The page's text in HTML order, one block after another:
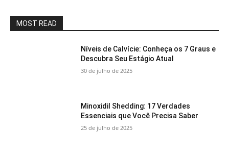
MOST READ
Níveis de Calvície: Conheça os 7 Graus e
Descubra Seu Estágio Atual
30 de julho de 2025
Minoxidil Shedding: 17 Verdades
Essenciais que Você Precisa Saber
25 de julho de 2025